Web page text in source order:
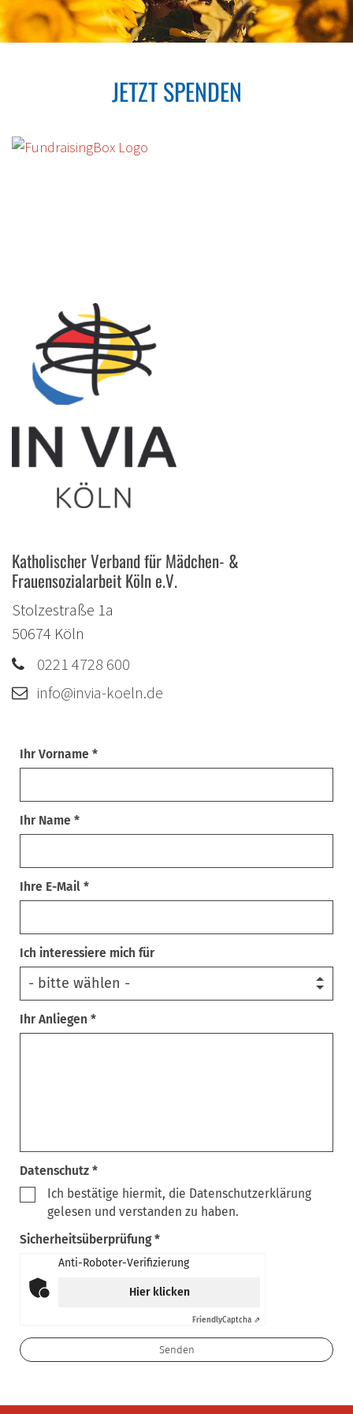
JETZT SPENDEN
Ihr Vorname *
Ihr Name *
Ihre E-Mail *
Ich interessiere mich für
Ihr Anliegen *
Datenschutz *
Ich bestätige hiermit, die Datenschutzerklärung
gelesen und verstanden zu haben.
Sicherheitsüberprüfung *
Anti-Roboter-Verifizierung
Hier klicken
FriendlyCaptcha ⇗
Katholischer Verband für Mädchen- &
Frauensozialarbeit Köln e.V.
Stolzestraße 1a
50674 Köln
0221 4728 600
info@invia-koeln.de